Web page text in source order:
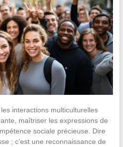
interactions multiculturelles
maîtriser les expressions de
sociale précieuse. Dire
; c’est une reconnaissance de